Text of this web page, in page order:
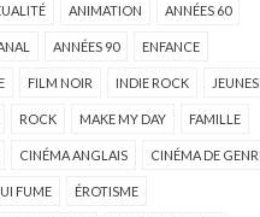
ANIMATION ANNÉES 60
ANNÉES 90 ENFANCE
FILM NOIR INDIE ROCK
ROCK MAKE MY DAY FAMILLE
CINÉMA ANGLAIS CINÉMA DE
FUME ÉROTISME